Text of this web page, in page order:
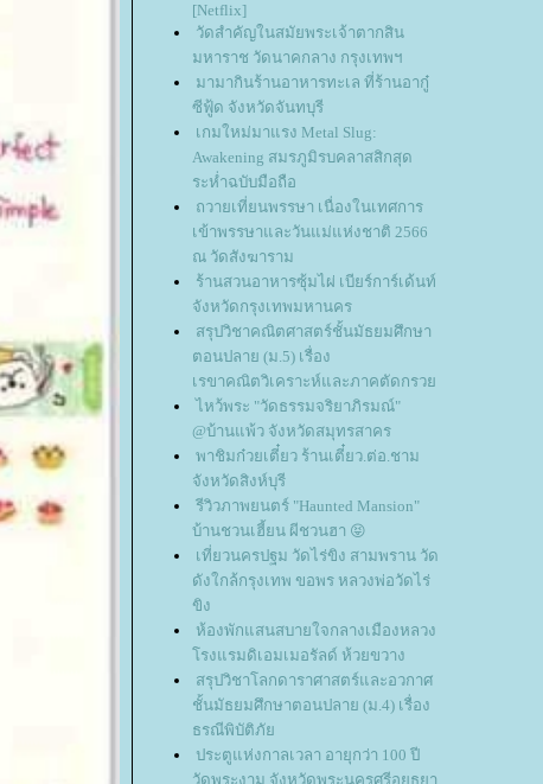
[Netflix]
วัดสำคัญในสมัยพระเจ้าตากสิน
มหาราช วัดนาคกลาง กรุงเทพฯ
มามากินร้านอาหารทะเล ที่ร้านอากู๋
ซีฟู้ด จังหวัดจันทบุรี
เกมใหม่มาแรง Metal Slug:
Awakening สมรภูมิรบคลาสสิกสุด
ระห่ำฉบับมือถือ
ถวายเที่ยนพรรษา เนื่องในเทศการ
เข้าพรรษาและวันแม่แห่งชาติ 2566
ณ วัดสังฆาราม
ร้านสวนอาหารซุ้มไผ่ เบียร์การ์เด้นท์
จังหวัดกรุงเทพมหานคร
สรุปวิชาคณิตศาสตร์ชั้นมัธยมศึกษา
ตอนปลาย (ม.5) เรื่อง
เรขาคณิตวิเคราะห์และภาคตัดกรว
ไหว้พระ "วัดธรรมจริยาภิรมณ์"
@บ้านแพ้ว จังหวัดสมุทรสาคร
พาชิมก๋วยเตี๋ยว ร้านเตี๋ยว.ต่อ.ชาม
จังหวัดสิงห์บุรี
รีวิวภาพยนตร์ "Haunted Mansion"
บ้านชวนเฮี้ยน ผีชวนฮา 😝
เที่ยวนครปฐม วัดไร่ขิง สามพราน วัด
ดังใกล้กรุงเทพ ขอพร หลวงพ่อวัดไร่
ขิง
ห้องพักแสนสบายใจกลางเมืองหลวง
รงแรมดิเอมเมอรัลด์ ห้วยขวาง
สรุปวิชาโลกดาราศาสตร์และอวกาศ
ชั้นมัธยมศึกษาตอนปลาย (ม.4) เรื่อง
ธรณีพิบัติภั
ประตูแห่งกาลเวลา อายุกว่า 100 ปี
วัดพระงาม จังหวัดพระนครศรีอยุธยา